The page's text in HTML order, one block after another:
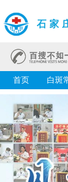
石家
首页 白斑